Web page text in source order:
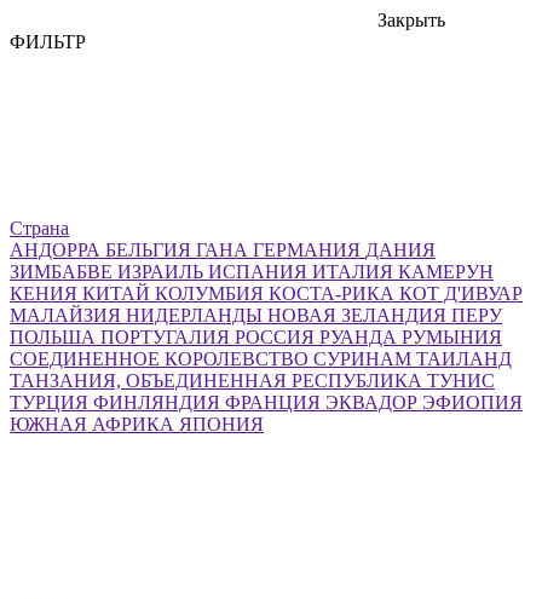
Закрыть
ФИЛЬТР
Страна
АНДОРРА БЕЛЬГИЯ ГАНА ГЕРМАНИЯ ДАНИЯ
ЗИМБАБВЕ ИЗРАИЛЬ ИСПАНИЯ ИТАЛИЯ КАМЕРУН
КЕНИЯ КИТАЙ КОЛУМБИЯ КОСТА-РИКА КОТ Д'ИВУАР
МАЛАЙЗИЯ НИДЕРЛАНДЫ НОВАЯ ЗЕЛАНДИЯ ПЕРУ
ПОЛЬША ПОРТУГАЛИЯ РОССИЯ РУАНДА РУМЫНИЯ
СОЕДИНЕННОЕ КОРОЛЕВСТВО СУРИНАМ ТАИЛАНД
ТАНЗАНИЯ, ОБЪЕДИНЕННАЯ РЕСПУБЛИКА ТУНИС
ТУРЦИЯ ФИНЛЯНДИЯ ФРАНЦИЯ ЭКВАДОР ЭФИОПИЯ
ЮЖНАЯ АФРИКА ЯПОНИЯ